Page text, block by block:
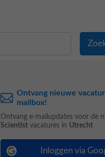
Ontvang nieuwe
mailbox!
Ontvang e-mailupdates voor de
Scientist vacatures in Utrecht
Inloggen via